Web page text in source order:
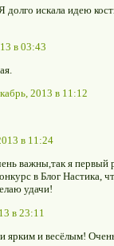
долго искала идею
в 03:43
2013 в 11:12
в 11:24
важны,так я первый
в Блог Настика,
удачи!
в 23:11
ярким и весёлым!